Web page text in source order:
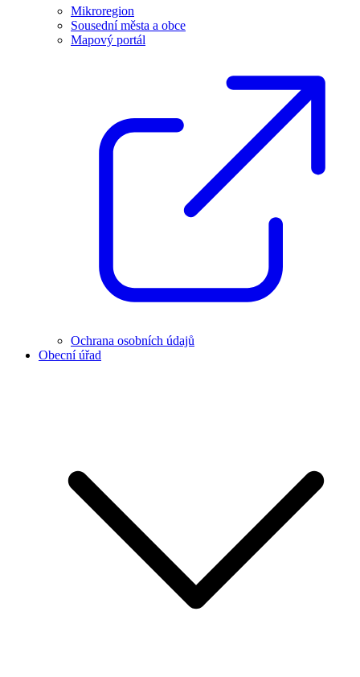
Mikroregion
Sousední města a obce
Mapový portál
Ochrana osobních údajů
Obecní úřad